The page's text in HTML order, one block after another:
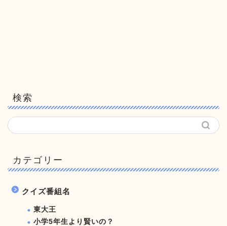
検索
カテゴリー
クイズ番組名
東大王
小学5年生より賢いの？